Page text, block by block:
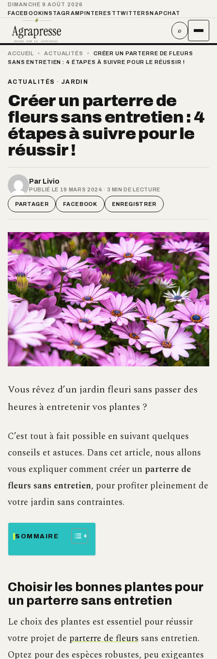
DIMANCHE 9 AOÛT 2026
FACEBOOKINSTAGRAMPINTEREST TWITTER SNAPCHAT
⌕
ACCUEIL › ACTUALITÉS ›
CRÉER UN PARTERRE DE FLEURS
SANS ENTRETIEN : 4 ÉTAPES À SUIVRE POUR LE RÉUSSIR !
ACTUALITÉS · JARDIN
Créer un parterre de
fleurs sans entretien : 4
étapes à suivre pour le
réussir !
Par Livio
PUBLIÉ LE 19 MARS 2024 · 3 MIN DE LECTURE
PARTAGER FACEBOOK ENREGISTRER
Vous rêvez d’un jardin fleuri sans passer des
heures à entretenir vos plantes ?
C’est tout à fait possible en suivant quelques
conseils et astuces. Dans cet article, nous allons
vous expliquer comment créer un parterre de
fleurs sans entretien, pour profiter pleinement de
votre jardin sans contraintes.
SOMMAIRE
Choisir les bonnes plantes pour
un parterre sans entretien
Le choix des plantes est essentiel pour réussir
votre projet de parterre de fleurs sans entretien.
Optez pour des espèces robustes, peu exigeantes